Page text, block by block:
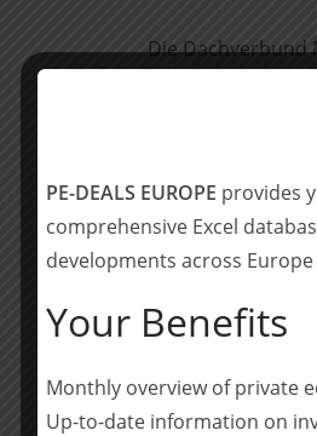
Die Dachverbund
Über
Die Thomas
Berater
Rödl &
PE-DEALS EUROPE provides
comprehensive Excel
developments across
Your Benefits
Monthly overview of private
Up-to-date information on